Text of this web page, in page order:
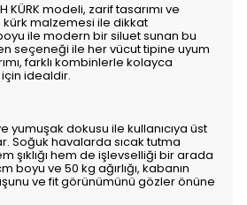
KÜRK modeli, zarif tasarımı ve
malzemesi ile dikkat
ile modern bir siluet sunan bu
seçeneği ile her vücut tipine uyum
farklı kombinlerle kolayca
idealdir.
yumuşak dokusu ile kullanıcıya üst
Soğuk havalarda sıcak tutma
şıklığı hem de işlevselliği bir arada
boyu ve 50 kg ağırlığı, kabanın
ve fit görünümünü gözler önüne